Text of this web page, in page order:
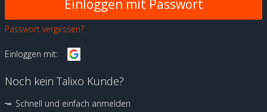
Passwort vergessen?
Einloggen mit:
Noch kein Talixo Kunde?
Schnell und einfach anmelden